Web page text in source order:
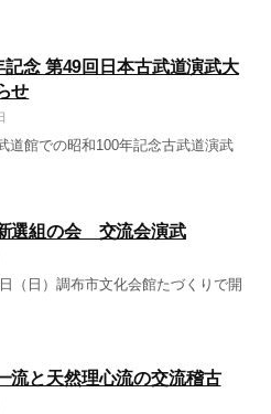
記念 第49回日本古武道演武大
せ
道館での昭和100年記念古武道演武
選組の会 交流会演武
（日）調布市文化会館たづくりで開
流と天然理心流の交流稽古